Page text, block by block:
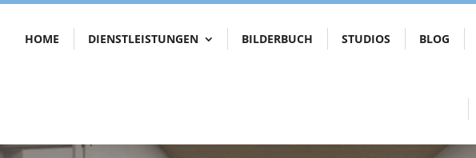
HOME DIENSTLEISTUNGEN BILDERBUCH STUDIOS BLOG